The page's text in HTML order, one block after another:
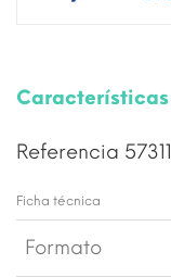
Características
Referencia 57311
Ficha técnica
Formato